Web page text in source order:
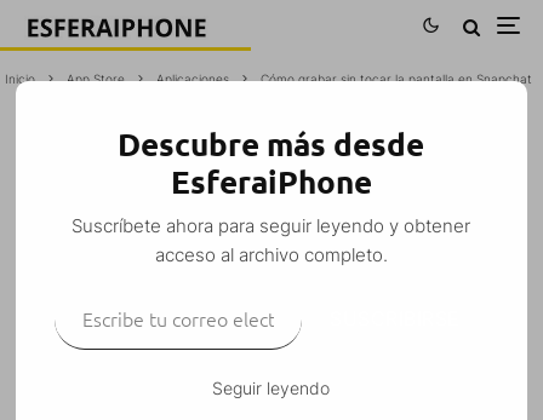
Inicio App Store Aplicaciones Cómo grabar sin tocar la pantalla en Snapchat
CÓMO GRABAR SIN TOCAR LA
PANTALLA EN SNAPCHAT
M. Alejandro W. García Fuentes (Esfera) ·
App Store curiosidades iPhone Mini guía
Descubre más desde
EsferaiPhone
Suscríbete ahora para seguir leyendo y obtener
acceso al archivo completo.
Seguir leyendo